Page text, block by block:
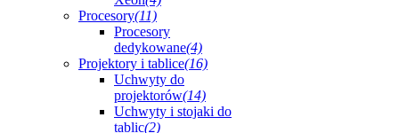
Procesory(11)
Procesory
dedykowane(4)
Projektory i tablice(16)
Uchwyty do
projektorów(14)
Uchwyty i stojaki do
tablic(2)